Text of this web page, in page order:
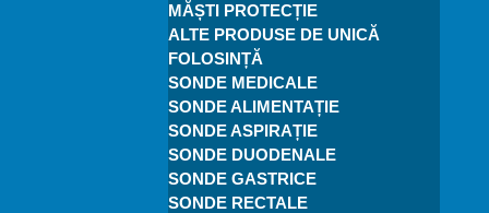
MĂȘTI PROTECȚIE
ALTE PRODUSE DE UNICĂ
FOLOSINȚĂ
SONDE MEDICALE
SONDE ALIMENTAȚIE
SONDE ASPIRAȚIE
SONDE DUODENALE
SONDE GASTRICE
SONDE RECTALE